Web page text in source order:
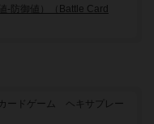
-防御値）（Battle Card
ードゲーム ヘキサプレー